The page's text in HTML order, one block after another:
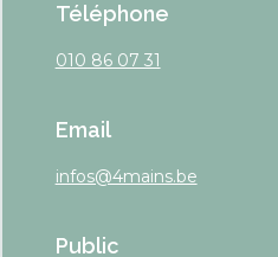
Téléphone
010 86 07 31
Email
infos@4mains.be
Public